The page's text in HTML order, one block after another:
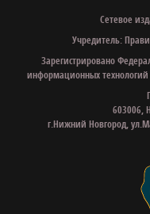
Сетевое
Учредитель:
Зарегистрировано
информационных
603006,
г.Нижний Новгород,